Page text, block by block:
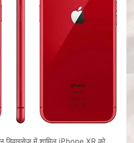
डिवाइसेज में शामिल iPhone XR को